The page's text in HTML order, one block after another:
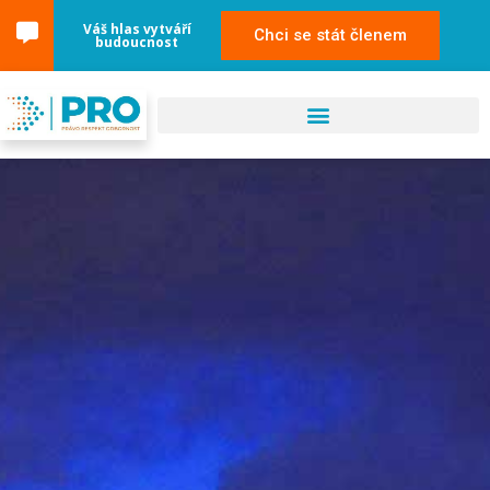
Váš hlas vytváří
budoucnost Chci se stát členem